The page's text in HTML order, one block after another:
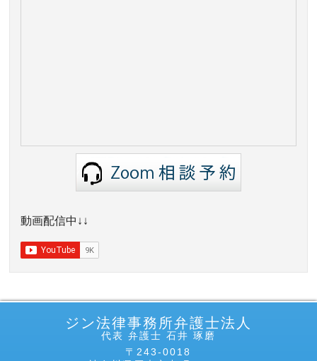
動画配信中↓↓
ジン法律事務所弁護士法人
代表 弁護士 石井 琢磨
〒243-0018